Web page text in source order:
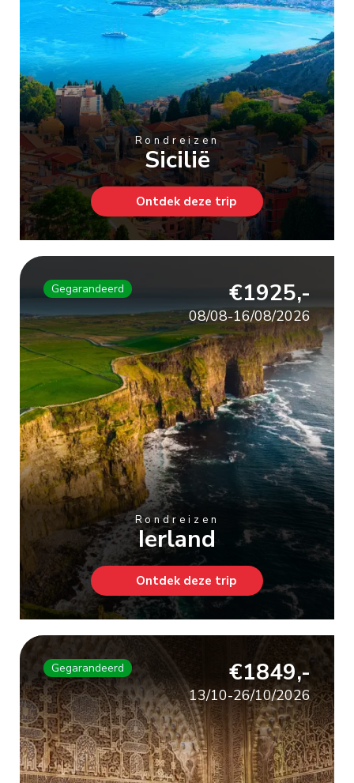
Rondreizen
Sicilië
Ontdek deze trip
Gegarandeerd €1925,-
08/08-16/08/2026
Rondreizen
Ierland
Ontdek deze trip
Gegarandeerd €1849,-
13/10-26/10/2026